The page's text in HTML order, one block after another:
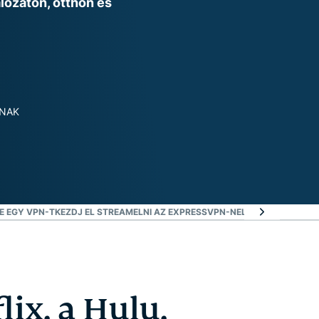
EGY VPN-TKEZDJ EL STREAMELNI AZ EXPRESSVPN-NEL MIÉRT
a Hulu,